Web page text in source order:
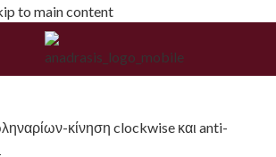
to main content
/Εργαστηριακοί Αναδευτήρες
να μεγεθύνετε